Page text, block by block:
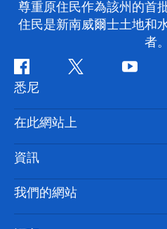
尊重原住民作為該州的首
住民是新南威爾士土地和
者。
Facebook嘰
喳
喳
Youtube
悉尼
聯絡我們
免責聲明
隱私
Cookie 通知
在此網站上
目的地
要做的事情
新南威爾斯州公路旅行
資訊
旅行資訊
無障礙悉尼
我們的網站